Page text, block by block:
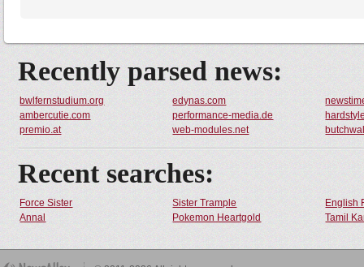
Recently parsed news:
bwlfernstudium.org edynas.com
ambercutie.com
performance-media.de
premio.at
web-modules.net
Recent searches:
Force Sister Sister Trample
English
Annal
Pokemon Heartgold Tamil